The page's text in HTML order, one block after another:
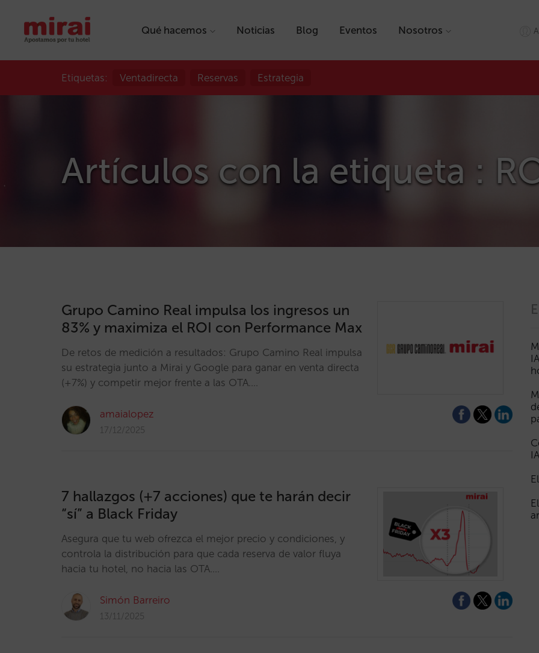
Qué hacemos Noticias Blog Eventos Nosotros
Etiquetas: Ventadirecta Reservas Estrategia
Artículos con la etiqueta :
Grupo Camino Real impulsa los ingresos un
83% y maximiza el ROI con Performance Max
De retos de medición a resultados: Grupo Camino Real impulsa
su estrategia junto a Mirai y Google para ganar en venta directa
(+7%) y competir mejor frente a las OTA.…
amaialopez
17/12/2025
7 hallazgos (+7 acciones) que te harán decir
“sí” a Black Friday
Asegura que tu web ofrezca el mejor precio y condiciones, y
controla la distribución para que cada reserva de valor fluya
hacia tu hotel, no hacia las OTA.…
Simón Barreiro
13/11/2025